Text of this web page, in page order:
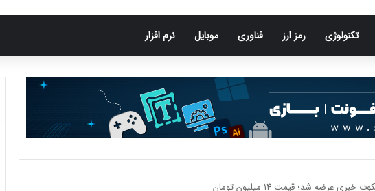
تکنولوژی رمز ارز فناوری موبایل نرم افزار